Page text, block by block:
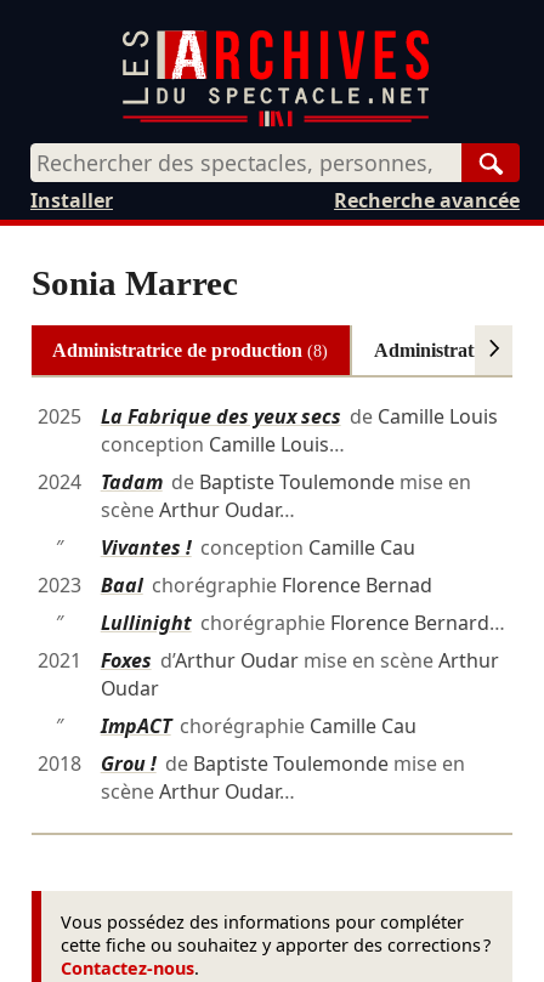
Recherche avancée
Installer
Sonia Marrec
Administratrice de production(8) Administratrice
2025 La Fabrique des yeux secs de Camille Louis
conception Camille Louis…
2024
Tadamde Baptiste Toulemondemise en
scèneArthur Oudar…
″
Vivantes !conception Camille Cau
2023
Baalchorégraphie Florence Bernad
″
Lullinightchorégraphie Florence Bernard…
2021
Foxes d’Arthur Oudarmise en scèneArthur
Oudar
″
ImpACTchorégraphie Camille Cau
2018
Grou !de Baptiste Toulemondemise en
scèneArthur Oudar…
Vous possédez des informations pour compléter
cette fiche ou souhaitez y apporter des corrections ?
Contactez-nous.